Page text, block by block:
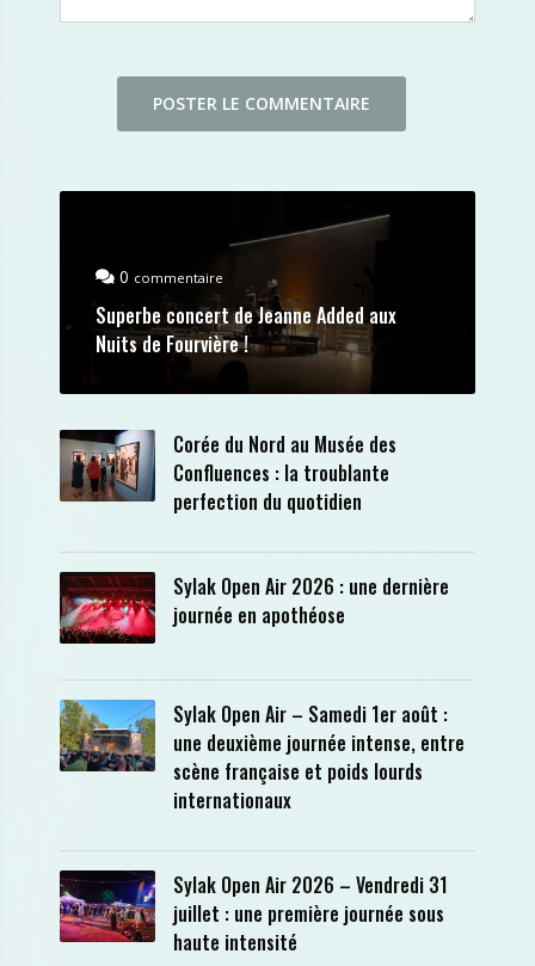
0 commentaire
Superbe concert de Jeanne Added aux
Nuits de Fourvière !
Corée du Nord au Musée des
Confluences : la troublante
perfection du quotidien
Sylak Open Air 2026 : une dernière
journée en apothéose
Sylak Open Air – Samedi 1er août :
une deuxième journée intense, entre
scène française et poids lourds
internationaux
Sylak Open Air 2026 – Vendredi 31
juillet : une première journée sous
haute intensité